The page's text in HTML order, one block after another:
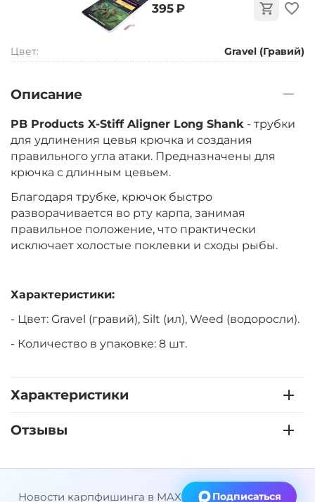
‍395‍ ₽
Цвет: Gravel (Гравий)
Описание
PB Products X-Stiff Aligner Long Shank - трубки
для удлинения цевья крючка и создания
правильного угла атаки. Предназначены для
крючка с длинным цевьем.
Благодаря трубке, крючок быстро
разворачивается во рту карпа, занимая
правильное положение, что практически
исключает холостые поклевки и сходы рыбы.
Характеристики:
- Цвет: Gravel (гравий), Silt (ил), Weed (водоросли).
- Количество в упаковке: 8 шт.
Характеристики
Отзывы
Новости карпфишинга в MAX Подписаться